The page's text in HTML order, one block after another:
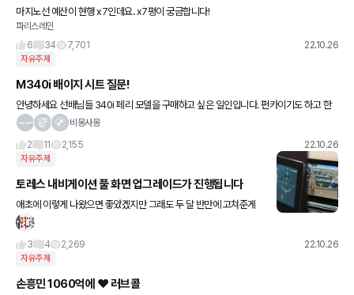
마지노선 예산이 현행 x7인데요. x7평이 궁금합니다!
파리스레인
6
34 7,701 22.10.26
자유주제
M340i 배이지 시트 질문!
안녕하세요 선배님들 340i 페리 모델을 구매하고 싶은 일인입니다. 펀카이기도 하고 한
번도 타보지 않아 베이지시트가 타보고 싶은데요 m340i 베이지 시트 들어오나요..? 언제
비몽사몽
2
11 2,155 22.10.26
자유주제
토레스 내비게이션 풀 화면 업그레이드가 진행됩니다
애초에 이렇게 나왔으면 좋았겠지만 그래도 두 달 반만에 고쳐준게
어딥니까!
3 4 2,269 22.10.26
자유주제
손흥민 1060억에 ❤️ 러브콜